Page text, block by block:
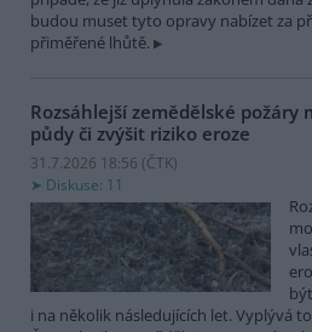
budou muset tyto opravy nabízet za
přiměřené lhůtě.
Rozsáhlejší zemědělské
půdy či zvýšit riziko eroze
31.7.2026 18:56 (ČTK)
Diskuse: 11
i na několik následujících let. Vyplývá